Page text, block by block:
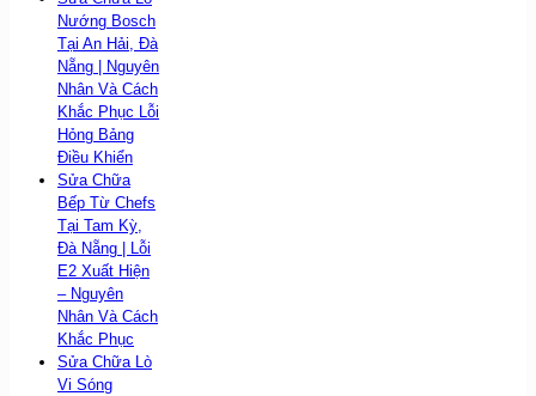
Nướng Bosch
Tại An Hải, Đà
Nẵng | Nguyên
Nhân Và Cách
Khắc Phục Lỗi
Hỏng Bảng
Điều Khiển
Sửa Chữa
Bếp Từ Chefs
Tại Tam Kỳ,
Đà Nẵng | Lỗi
E2 Xuất Hiện
– Nguyên
Nhân Và Cách
Khắc Phục
Sửa Chữa Lò
Vi Sóng